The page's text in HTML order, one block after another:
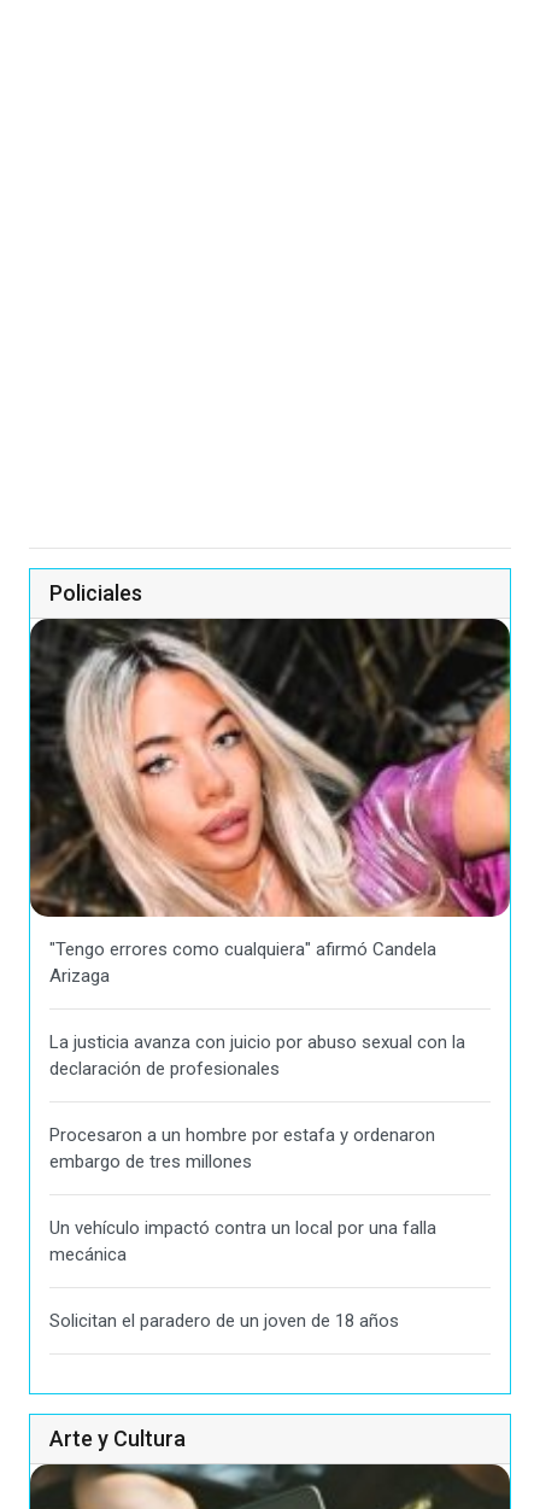
Policiales
"Tengo errores como cualquiera" afirmó Candela
Arizaga
La justicia avanza con juicio por abuso sexual con la
declaración de profesionales
Procesaron a un hombre por estafa y ordenaron
embargo de tres millones
Un vehículo impactó contra un local por una falla
mecánica
Solicitan el paradero de un joven de 18 años
Arte y Cultura